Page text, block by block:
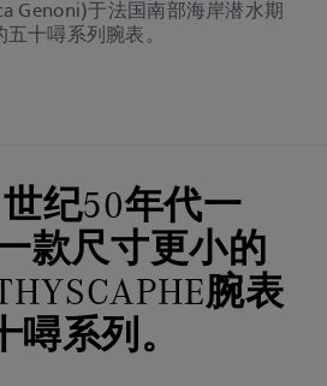
Genoni)于法国南部海岸潜水期
十噚系列腕表。
纪50年代一
款尺寸更小的
腕表
系列。